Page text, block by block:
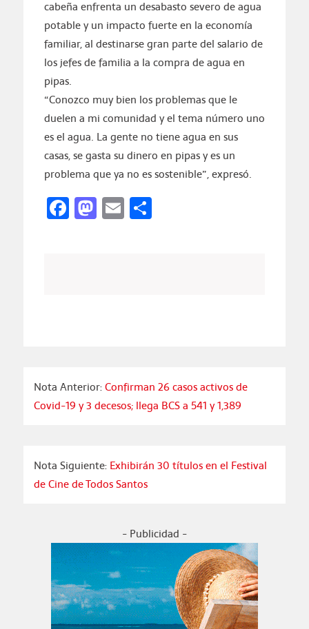
cabeña enfrenta un desabasto severo de agua
potable y un impacto fuerte en la economía
familiar, al destinarse gran parte del salario de
los jefes de familia a la compra de agua en
pipas.
“Conozco muy bien los problemas que le
duelen a mi comunidad y el tema número uno
es el agua. La gente no tiene agua en sus
casas, se gasta su dinero en pipas y es un
problema que ya no es sostenible”, expresó.
Facebook
Mastodon
EmailCompartir
Nota Anterior:Confirman 26 casos activos de
Covid-19 y 3 decesos; llega BCS a 541 y 1,389
Nota Siguiente: Exhibirán 30 títulos en el Festival
de Cine de Todos Santos
- Publicidad -